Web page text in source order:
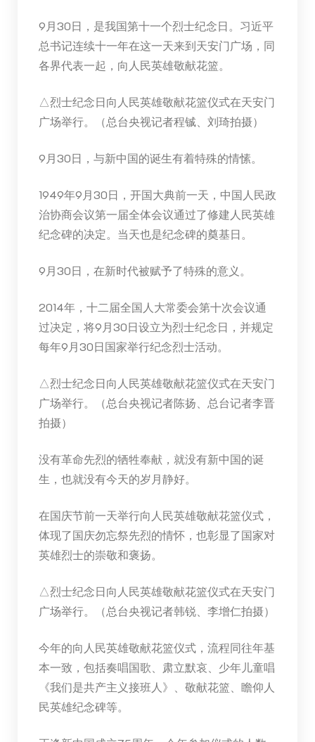
9月30日，是我国第十一个烈士纪念日。习近平
总书记连续十一年在这一天来到天安门广场，同
各界代表一起，向人民英雄敬献花篮。
△烈士纪念日向人民英雄敬献花篮仪式在天安门
广场举行。（总台央视记者程铖、刘琦拍摄）
9月30日，与新中国的诞生有着特殊的情愫。
1949年9月30日，开国大典前一天，中国人民政
治协商会议第一届全体会议通过了修建人民英雄
纪念碑的决定。当天也是纪念碑的奠基日。
9月30日，在新时代被赋予了特殊的意义。
2014年，十二届全国人大常委会第十次会议通
过决定，将9月30日设立为烈士纪念日，并规定
每年9月30日国家举行纪念烈士活动。
△烈士纪念日向人民英雄敬献花篮仪式在天安门
广场举行。（总台央视记者陈扬、总台记者李晋
拍摄）
没有革命先烈的牺牲奉献，就没有新中国的诞
生，也就没有今天的岁月静好。
在国庆节前一天举行向人民英雄敬献花篮仪式，
体现了国庆勿忘祭先烈的情怀，也彰显了国家对
英雄烈士的崇敬和褒扬。
△烈士纪念日向人民英雄敬献花篮仪式在天安门
广场举行。（总台央视记者韩锐、李增仁拍摄）
今年的向人民英雄敬献花篮仪式，流程同往年基
本一致，包括奏唱国歌、肃立默哀、少年儿童唱
《我们是共产主义接班人》、敬献花篮、瞻仰人
民英雄纪念碑等。